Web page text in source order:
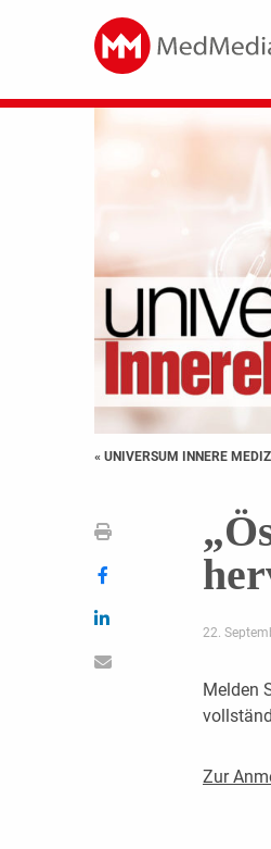
« UNIVERSUM INNERE
22.
Melden
Zur